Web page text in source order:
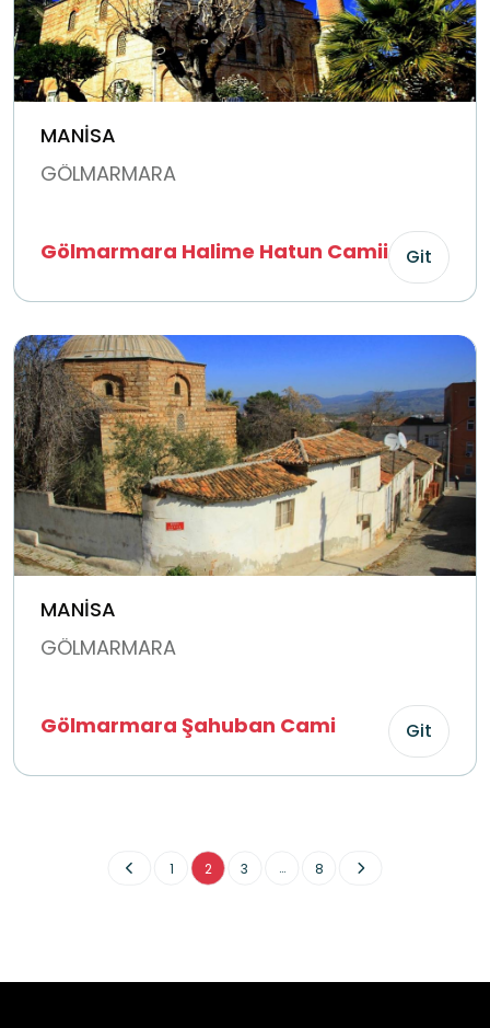
MANİSA
GÖLMARMARA
Gölmarmara Halime Hatun Camii Git
MANİSA
GÖLMARMARA
Gölmarmara Şahuban Cami Git
1 2 3 ... 8